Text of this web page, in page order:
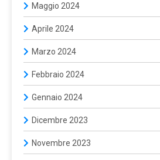
Maggio 2024
Aprile 2024
Marzo 2024
Febbraio 2024
Gennaio 2024
Dicembre 2023
Novembre 2023